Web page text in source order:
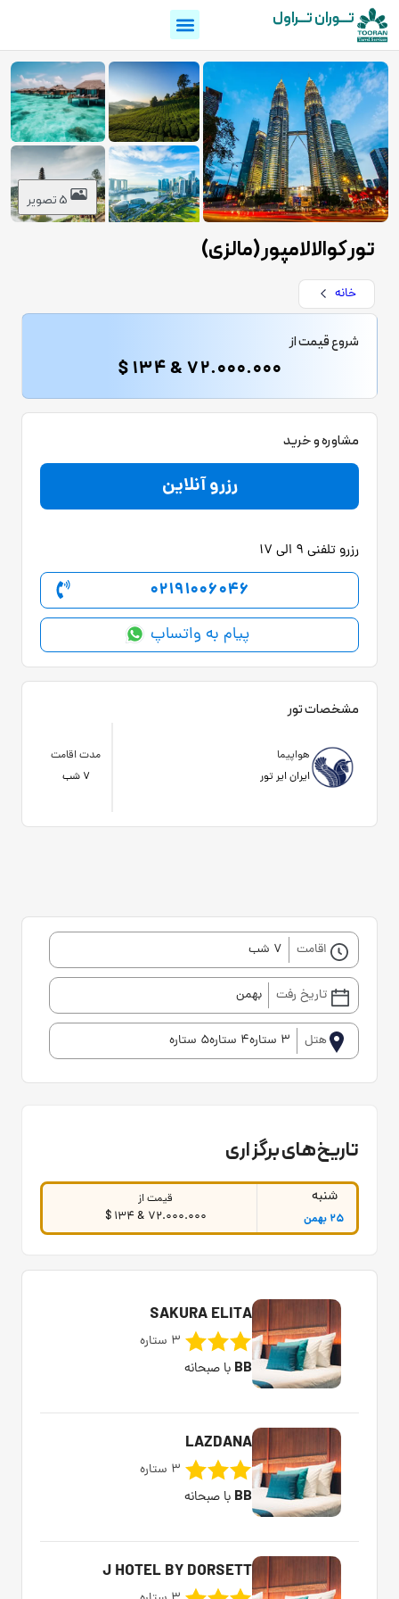
تـــوران تـــراول
5 تصویر
تور کوالالامپور (مالزی)
خانه
اقامت 7 شب
تاریخ رفت بهمن
هتل 3 ستاره4 ستاره5 ستاره
تاریخ‌های برگزاری
شنبه
25 بهمن
قیمت از
72.000.000 & 134 $
SAKURA ELITA
3 ستاره
BB با صبحانه
LAZDANA
3 ستاره
BB با صبحانه
J HOTEL BY DORSETT
شروع قیمت از
72.000.000 & 134 $
مشاوره و خرید
رزرو آنلاین
رزرو تلفنی 9 الی 17
02191006046
پیام به واتساپ
مشخصات تور
هواپیما
ایران ایر تور
مدت اقامت
7 شب